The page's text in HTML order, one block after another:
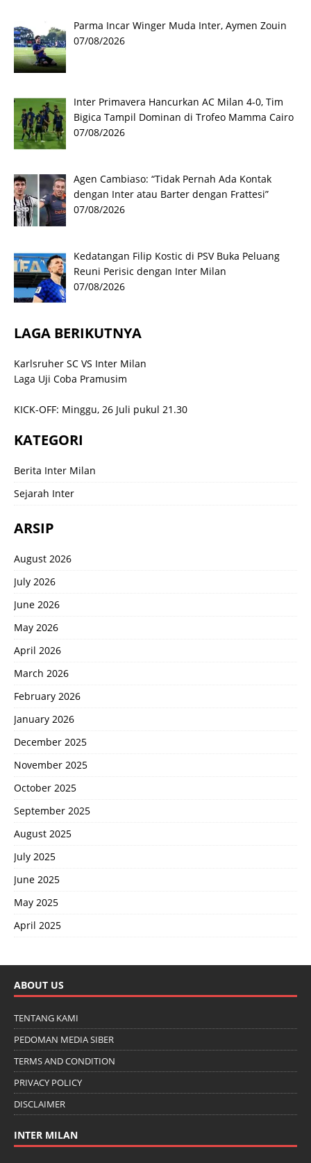
Parma Incar Winger Muda Inter, Aymen Zouin
07/08/2026
Inter Primavera Hancurkan AC Milan 4-0, Tim
Bigica Tampil Dominan di Trofeo Mamma Cairo
07/08/2026
Agen Cambiaso: “Tidak Pernah Ada Kontak
dengan Inter atau Barter dengan Frattesi”
07/08/2026
Kedatangan Filip Kostic di PSV Buka Peluang
Reuni Perisic dengan Inter Milan
07/08/2026
LAGA BERIKUTNYA
Karlsruher SC VS Inter Milan
Laga Uji Coba Pramusim
KICK-OFF: Minggu, 26 Juli pukul 21.30
KATEGORI
Berita Inter Milan
Sejarah Inter
ARSIP
August 2026
July 2026
June 2026
May 2026
April 2026
March 2026
February 2026
January 2026
December 2025
November 2025
October 2025
September 2025
August 2025
July 2025
June 2025
May 2025
April 2025
ABOUT US
TENTANG KAMI
PEDOMAN MEDIA SIBER
TERMS AND CONDITION
PRIVACY POLICY
DISCLAIMER
INTER MILAN